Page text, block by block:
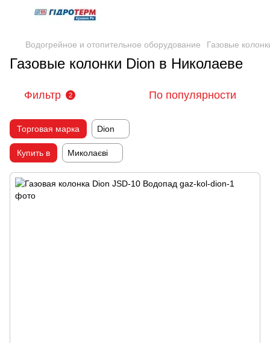
Водогрейное и отопительное оборудование Газовые
Газовые колонки Dion в Николаеве
Фильтр 2 По популярности
Торговая марка Dion
Купить в Миколаєві